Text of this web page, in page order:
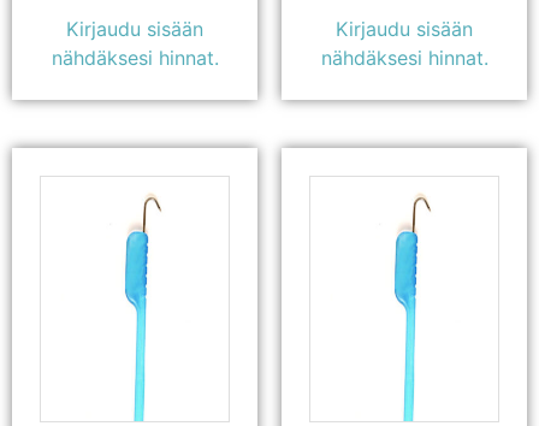
Kirjaudu sisään
nähdäksesi hinnat.
Kirjaudu sisään
nähdäksesi hinnat.